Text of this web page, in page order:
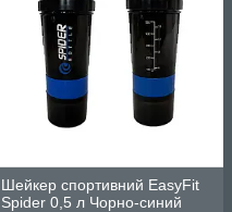
Шейкер спортивний EasyFit
Spider 0,5 л Чорно-синий